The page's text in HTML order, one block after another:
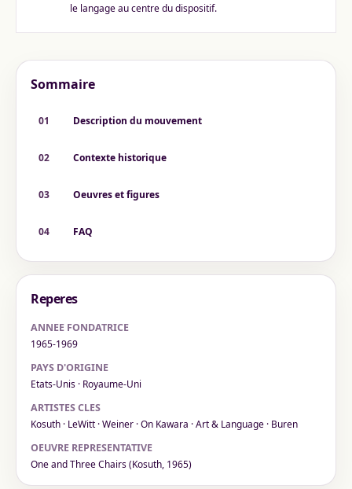
le langage au centre du dispositif.
Sommaire
01 Description du mouvement
02 Contexte historique
03 Oeuvres et figures
04 FAQ
Reperes
ANNEE FONDATRICE
1965-1969
PAYS D'ORIGINE
Etats-Unis · Royaume-Uni
ARTISTES CLES
Kosuth · LeWitt · Weiner · On Kawara · Art & Language · Buren
OEUVRE REPRESENTATIVE
One and Three Chairs (Kosuth, 1965)